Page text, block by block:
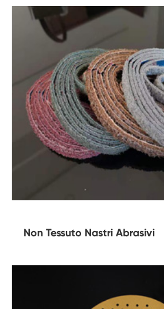
Non Tessuto Nastri Abrasivi